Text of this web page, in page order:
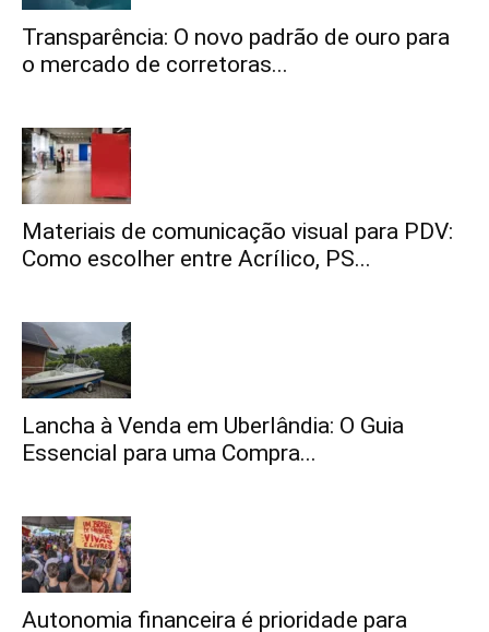
Transparência: O novo padrão de ouro para
o mercado de corretoras...
Materiais de comunicação visual para PDV:
Como escolher entre Acrílico, PS...
Lancha à Venda em Uberlândia: O Guia
Essencial para uma Compra...
Autonomia financeira é prioridade para